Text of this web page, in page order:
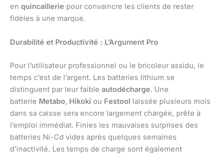
en quincaillerie pour convaincre les clients de rester
fidèles à une marque.
Durabilité et Productivité : L’Argument Pro
Pour l’utilisateur professionnel ou le bricoleur assidu, le
temps c’est de l’argent. Les batteries lithium se
distinguent par leur faible autodécharge. Une
batterie Metabo, Hikoki ou Festool laissée plusieurs mois
dans sa caisse sera encore largement chargée, prête à
l’emploi immédiat. Finies les mauvaises surprises des
batteries Ni-Cd vides après quelques semaines
d’inactivité. Les temps de charge sont également